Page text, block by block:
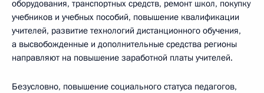
оборудования, транспортных средств, ремонт школ, покупку
учебников и учебных пособий, повышение квалификации
учителей, развитие технологий дистанционного обучения,
а высвобожденные и дополнительные средства регионы
направляют на повышение заработной платы учителей.
Безусловно, повышение социального статуса педагогов,